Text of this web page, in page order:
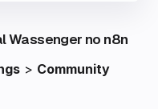
Wassenger no n8n
> Community